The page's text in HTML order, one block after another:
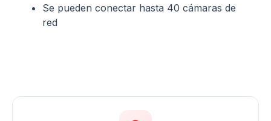
Se pueden conectar hasta 40 cámaras de
red